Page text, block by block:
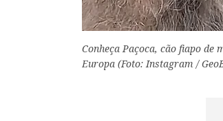
Conheça Paçoca, cão fiapo
Europa (Foto: Instagram /